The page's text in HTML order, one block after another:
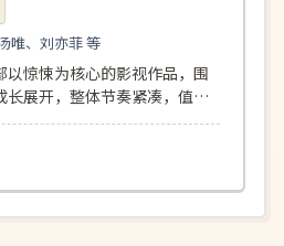
唯、刘亦菲 等
惊悚为核心的影视作品，围
长展开，整体节奏紧凑，值得